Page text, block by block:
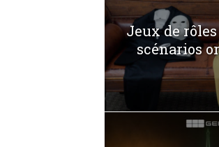
Jeux de
scénarios